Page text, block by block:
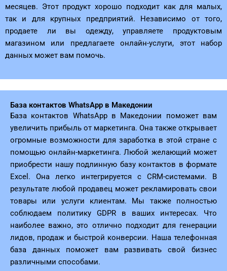
месяцев. Этот продукт хорошо подходит как для малых,
так и для крупных предприятий. Независимо от того,
продаете ли вы одежду, управляете продуктовым
магазином или предлагаете онлайн-услуги, этот набор
данных может вам помочь.
База контактов WhatsApp в Македонии
База контактов WhatsApp в Македонии поможет вам
увеличить прибыль от маркетинга. Она также открывает
огромные возможности для заработка в этой стране с
помощью онлайн-маркетинга. Любой желающий может
приобрести нашу подлинную базу контактов в формате
Excel. Она легко интегрируется с CRM-системами. В
результате любой продавец может рекламировать свои
товары или услуги клиентам. Мы также полностью
соблюдаем политику GDPR в ваших интересах. Что
наиболее важно, это отлично подходит для генерации
лидов, продаж и быстрой конверсии. Наша телефонная
база данных поможет вам развивать свой бизнес
различными способами.